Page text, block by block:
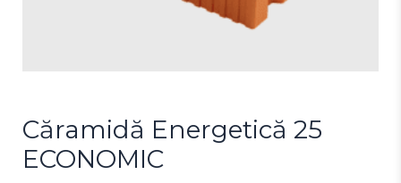
Căramidă Energetică 25
ECONOMIC